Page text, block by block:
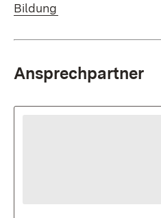
Bildung
Ansprechpartner